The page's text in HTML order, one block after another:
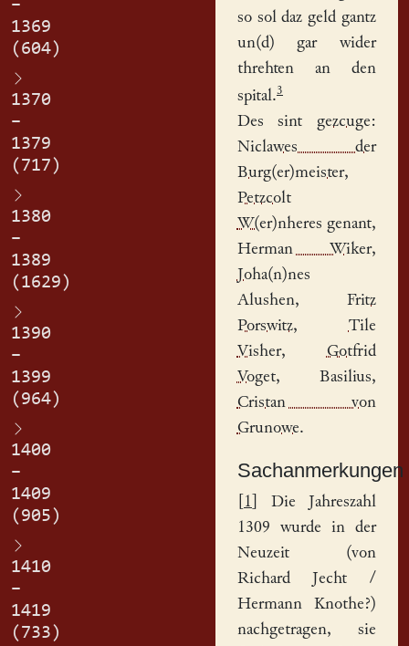
–
1369
(604)
1370
–
1379
(717)
1380
–
1389
(1629)
1390
–
1399
(964)
1400
–
1409
(905)
1410
–
1419
(733)
so sol daz geld gantz
un(d) gar wider
threhten an den
spital.3
Des sint gezcuge:
Niclawes der
Burg(er)meister,
Petzcolt
W(er)nheres genant,
Herman Wiker,
Joha(n)nes
Alushen, Fritz
Porswitz,Tile
Visher,Gotfrid
Voget, Basilius,
Cristan von
Grunowe.
Sachanmerkungen
1
] Die Jahreszahl
1309 wurde in der
Neuzeit (von
Richard Jecht /
Hermann Knothe?)
nachgetragen, sie